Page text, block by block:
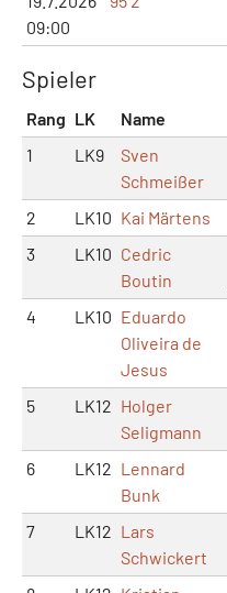
09:00
Spieler
Rang LK Name
1
LK9
Sven
Schmeißer
2 LK10 Kai Märtens
3
LK10 Cedric
Boutin
4 LK10 Eduardo
Oliveira de
Jesus
5 LK12 Holger
Seligmann
6 LK12 Lennard
Bunk
7 LK12 Lars
Schwickert